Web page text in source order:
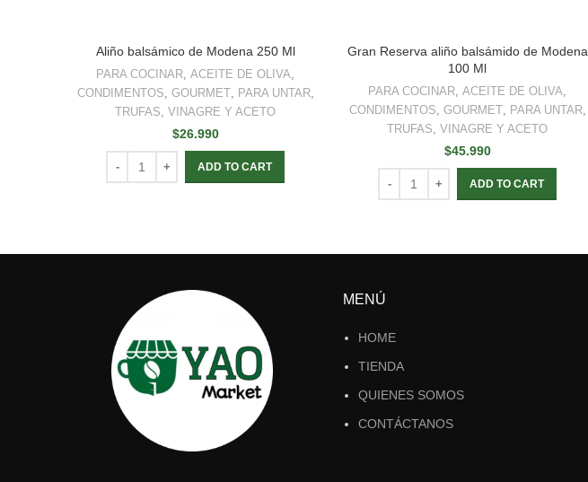
Aliño balsámico de Modena 250 Ml
PARA COCINAR, ACEITE DE OLIVA,
CONDIMENTOS, GOURMET, PARA UNTAR,
TRUFAS, VINAGRE Y ACETO
$26.990
ADD TO CART
Gran Reserva aliño balsámido de Modena
100 Ml
PARA COCINAR, ACEITE DE OLIVA,
CONDIMENTOS, GOURMET, PARA UNTAR,
TRUFAS, VINAGRE Y ACETO
$45.990
ADD TO CART
MENÚ
HOME
TIENDA
QUIENES SOMOS
CONTÁCTANOS